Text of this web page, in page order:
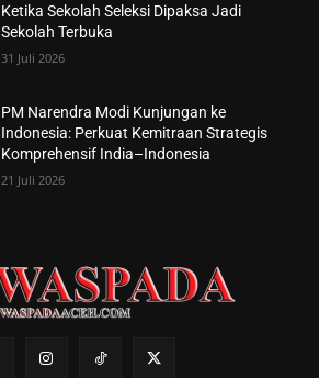
Ketika Sekolah Seleksi Dipaksa Jadi
Sekolah Terbuka
31 Juli 2026
PM Narendra Modi Kunjungan ke
Indonesia: Perkuat Kemitraan Strategis
Komprehensif India–Indonesia
21 Juli 2026